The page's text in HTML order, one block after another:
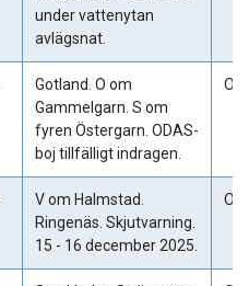
under vattenytan
avlägsnat.
Gotland. O om
Gammelgarn. S om
fyren Östergarn. ODAS-
boj tillfälligt indragen.
V om Halmstad.
Ringenäs. Skjutvarning.
15 - 16 december 2025.